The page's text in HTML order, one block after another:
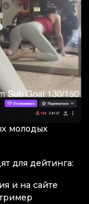
молодых
для дейтинга:
и на сайте